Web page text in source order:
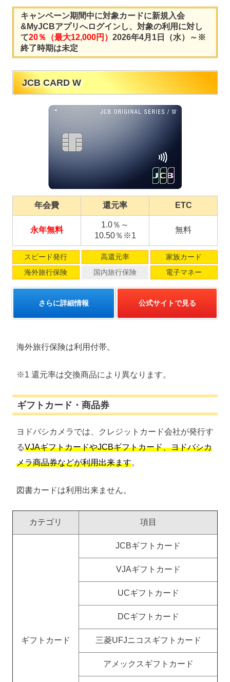
キャンペーン期間中に対象カードに新規入会
&MyJCBアプリへログインし、対象の利用に対し
て20％（最大12,000円） 2026年4月1日（水）～※
終了時期は未定
JCB CARD W
年会費 還元率 ETC
永年無料
1.0％～
10.50％※1
無料
スピード発行 高還元率
家族カード
海外旅行保険
国内旅行保険 電子マネー
さらに詳細情報 公式サイトで見る
海外旅行保険は利用付帯。
※1 還元率は交換商品により異なります。
ギフトカード・商品券
ヨドバシカメラでは、クレジットカード会社が発行す
るVJAギフトカードやJCBギフトカード、ヨドバシカ
メラ商品券などが利用出来ます。
図書カードは利用出来ません。
カテゴリ 項目
ギフトカード
JCBギフトカード
VJAギフトカード
UCギフトカード
DCギフトカード
三菱UFJニコスギフトカード
アメックスギフトカード